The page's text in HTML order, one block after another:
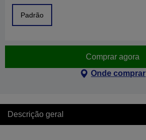
Padrão
Comprar agora
Onde comprar
Descrição geral